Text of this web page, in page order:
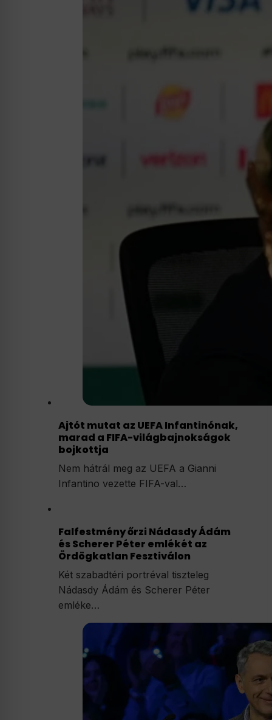
Ajtót mutat az UEFA Infantinónak,
marad a FIFA-világbajnokságok
bojkottja
Nem hátrál meg az UEFA a Gianni
Infantino vezette FIFA-val…
Falfestmény őrzi Nádasdy Ádám
és Scherer Péter emlékét az
Ördögkatlan Fesztiválon
Két szabadtéri portréval tiszteleg
Nádasdy Ádám és Scherer Péter
emléke…